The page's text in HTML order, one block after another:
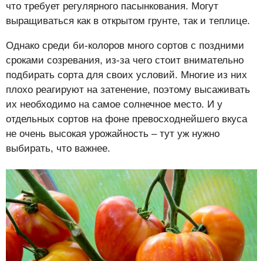
что требует регулярного пасынкования. Могут
выращиваться как в открытом грунте, так и теплице.
Однако среди би-колоров много сортов с поздними
сроками созревания, из-за чего стоит внимательно
подбирать сорта для своих условий. Многие из них
плохо реагируют на затенение, поэтому высаживать
их необходимо на самое солнечное место. И у
отдельных сортов на фоне превосходнейшего вкуса
не очень высокая урожайность – тут уж нужно
выбирать, что важнее.